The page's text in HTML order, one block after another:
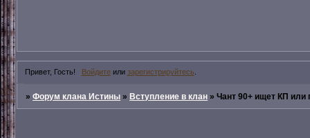
Привет, Гость! Войдитеили зарегистрируйтесь
»Форум клана Истины »Вступление в клан »Чант 90+ ищет КП или